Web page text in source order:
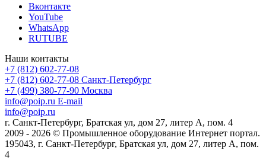
Вконтакте
YouTube
WhatsApp
RUTUBE
Наши контакты
+7 (812) 602-77-08
+7 (812) 602-77-08 Санкт-Петербург
+7 (499) 380-77-90 Москва
info@poip.ru E-mail
info@poip.ru
г. Санкт-Петербург, Братская ул, дом 27, литер А, пом. 4
2009 - 2026 © Промышленное оборудование Интернет портал.
195043, г. Санкт-Петербург, Братская ул, дом 27, литер А, пом.
4